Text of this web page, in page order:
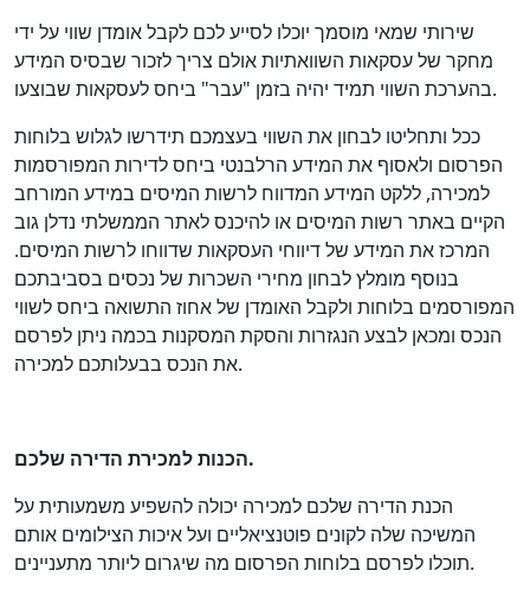
שירותי שמאי מוסמך יוכלו לסייע לכם לקבל אומדן שווי על ידי
מחקר של עסקאות השוואתיות אולם צריך לזכור שבסיס המידע
בהערכת השווי תמיד יהיה בזמן "עבר" ביחס לעסקאות שבוצעו.
ככל ותחליטו לבחון את השווי בעצמכם תידרשו לגלוש בלוחות
הפרסום ולאסוף את המידע הרלבנטי ביחס לדירות המפורסמות
למכירה, ללקט המידע המדווח לרשות המיסים במידע המורחב
הקיים באתר רשות המיסים או להיכנס לאתר הממשלתי נדלן גוב
המרכז את המידע של דיווחי העסקאות שדווחו לרשות המיסים.
בנוסף מומלץ לבחון מחירי השכרות של נכסים בסביבתכם
המפורסמים בלוחות ולקבל האומדן של אחוז התשואה ביחס לשווי
הנכס ומכאן לבצע הנגזרות והסקת המסקנות בכמה ניתן לפרסם
את הנכס בבעלותכם למכירה.
הכנות למכירת הדירה שלכם.
הכנת הדירה שלכם למכירה יכולה להשפיע משמעותית על
המשיכה שלה לקונים פוטנציאליים ועל איכות הצילומים אותם
תוכלו לפרסם בלוחות הפרסום מה שיגרום ליותר מתעניינים.